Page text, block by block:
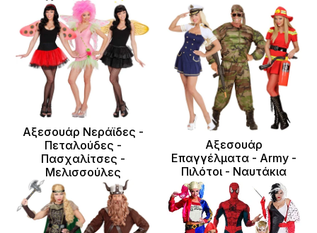
Αξεσουάρ Νεράϊδες -
Πεταλούδες -
Πασχαλίτσες -
Μελισσούλες
Αξεσουάρ
Επαγγέλματα - Army -
Πιλότοι - Ναυτάκια